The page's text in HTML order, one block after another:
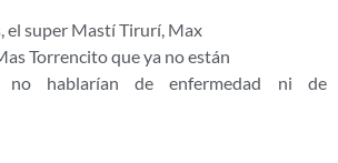
el super Mastí Tirurí, Max
Torrencito que ya no están
no hablarían de enfermedad ni de